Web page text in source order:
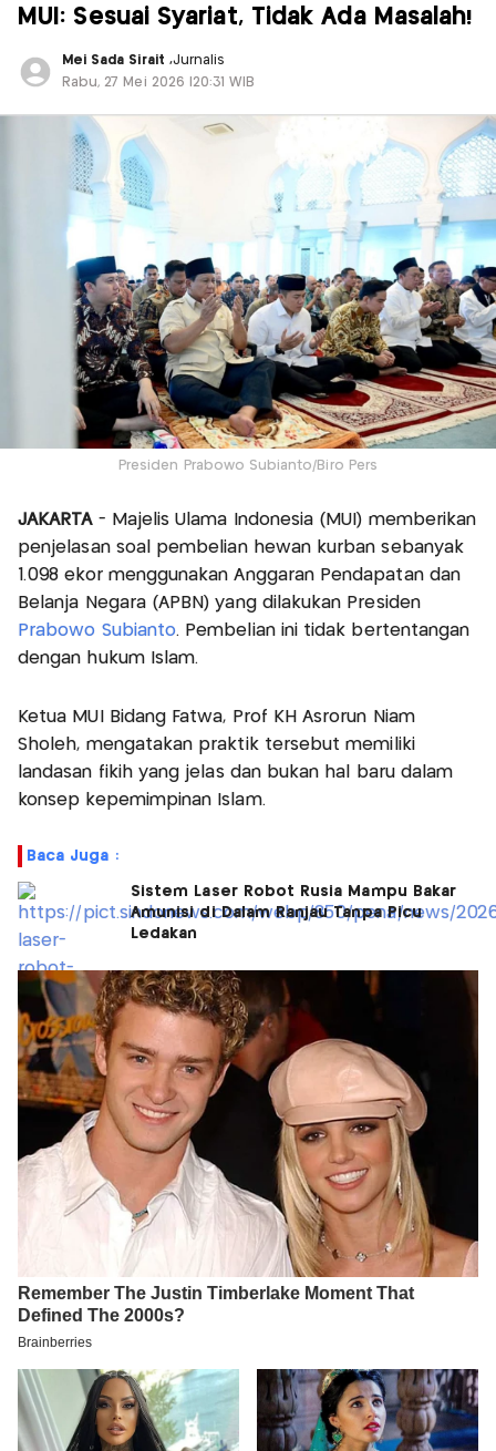
MUI: Sesuai Syariat, Tidak Ada Masalah!
Mei Sada Sirait ,Jurnalis
Rabu, 27 Mei 2026 |20:31 WIB
Presiden Prabowo Subianto/Biro Pers
JAKARTA - Majelis Ulama Indonesia (MUI) memberikan
penjelasan soal pembelian hewan kurban sebanyak
1.098 ekor menggunakan Anggaran Pendapatan dan
Belanja Negara (APBN) yang dilakukan Presiden
Prabowo Subianto. Pembelian ini tidak bertentangan
dengan hukum Islam.
Ketua MUI Bidang Fatwa, Prof KH Asrorun Niam
Sholeh, mengatakan praktik tersebut memiliki
landasan fikih yang jelas dan bukan hal baru dalam
konsep kepemimpinan Islam.
Baca Juga :
Sistem Laser Robot Rusia Mampu Bakar
Amunisi di Dalam Ranjau Tanpa Picu
Ledakan